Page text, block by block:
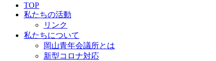
TOP
私たちの活動
リンク
私たちについて
岡山青年会議所とは
新型コロナ対応